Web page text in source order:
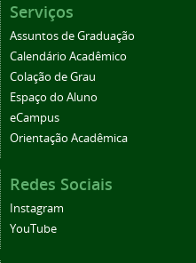
Serviços
Assuntos de Graduação
Calendário Acadêmico
Colação de Grau
Espaço do Aluno
eCampus
Orientação Acadêmica
Redes Sociais
Instagram
YouTube